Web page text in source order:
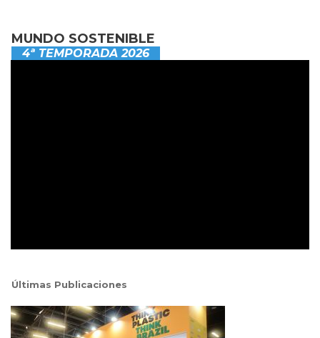
MUNDO SOSTENIBLE
4ª TEMPORADA 2026
Últimas Publicaciones